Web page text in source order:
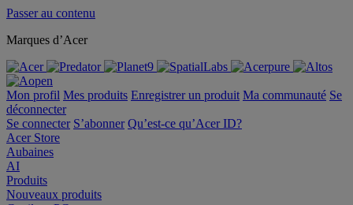
Passer au contenu
Marques d’Acer
Mon profil Mes produits Enregistrer un produit Ma communauté Se
déconnecter
Se connecter S’abonner Qu’est-ce qu’Acer ID?
Acer Store
Aubaines
AI
Produits
Nouveaux produits